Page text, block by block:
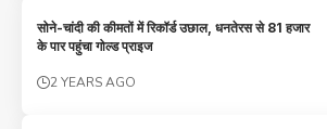
सोने-चांदी की कीमतों में रिकॉर्ड उछाल, धनतेरस से 81 हजार
के पार पहुंचा गोल्ड प्राइज
2 YEARS AGO